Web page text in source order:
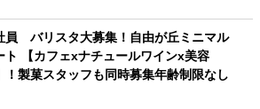
員 バリスタ大募集！自由が丘ミニマル
ト 【カフェxナチュールワインx美容
！製菓スタッフも同時募集年齢制限なし